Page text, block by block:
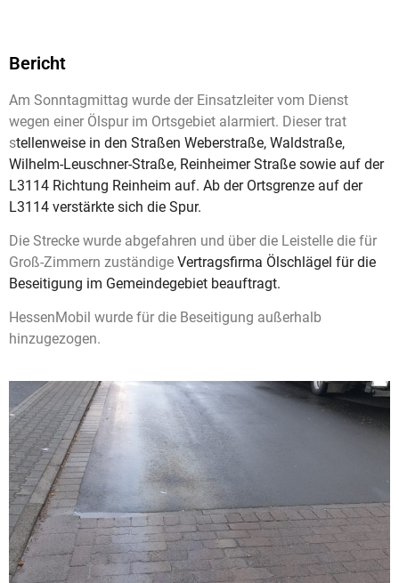
Bericht
Am Sonntagmittag wurde der Einsatzleiter vom Dienst
wegen einer Ölspur im Ortsgebiet alarmiert. Dieser trat
stellenweise in den Straßen Weberstraße, Waldstraße,
Wilhelm-Leuschner-Straße, Reinheimer Straße sowie auf der
L3114 Richtung Reinheim auf. Ab der Ortsgrenze auf der
L3114 verstärkte sich die Spur.
Die Strecke wurde abgefahren und über die Leistelle die für
Groß-Zimmern zuständige Vertragsfirma Ölschlägel für die
Beseitigung im Gemeindegebiet beauftragt.
HessenMobil wurde für die Beseitigung außerhalb
hinzugezogen.